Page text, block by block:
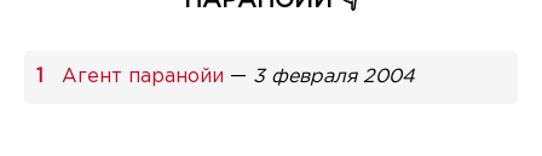
Агент паранойи — 3 февраля 2004